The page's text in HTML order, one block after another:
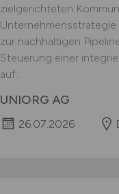
zielgerichteten
zur nachhaltigen
Steuerung einer
auf...
UNIORG AG
26.07.2026